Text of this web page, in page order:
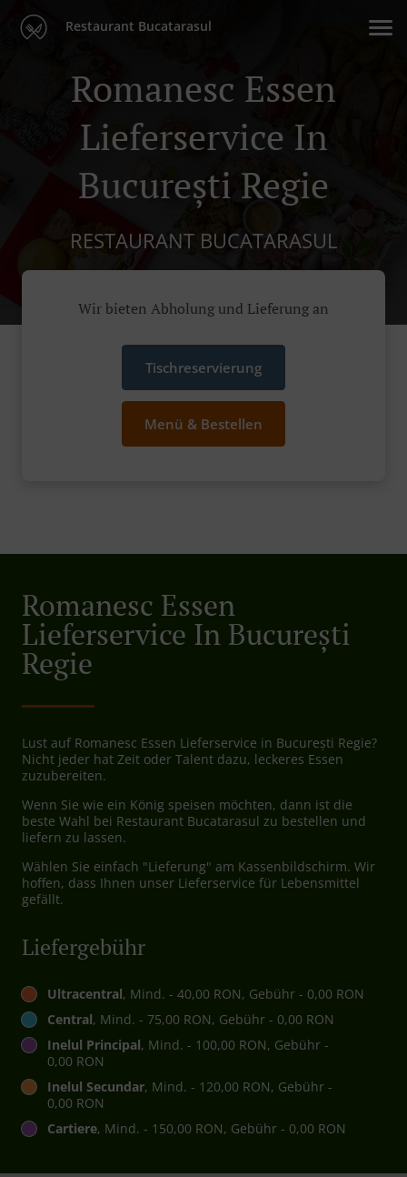
Restaurant Bucatarasul
Romanesc Essen
Lieferservice In
București Regie
RESTAURANT BUCATARASUL
Wir bieten Abholung und Lieferung an
Tischreservierung
Menü & Bestellen
Romanesc Essen
Lieferservice In București
Regie
Lust auf Romanesc Essen Lieferservice in București Regie?
Nicht jeder hat Zeit oder Talent dazu, leckeres Essen
zuzubereiten.
Wenn Sie wie ein König speisen möchten, dann ist die
beste Wahl bei Restaurant Bucatarasul zu bestellen und
liefern zu lassen.
Wählen Sie einfach "Lieferung" am Kassenbildschirm. Wir
hoffen, dass Ihnen unser Lieferservice für Lebensmittel
gefällt.
Liefergebühr
Ultracentral, Mind. - 40,00 RON, Gebühr - 0,00 RON
Central, Mind. - 75,00 RON, Gebühr - 0,00 RON
Inelul Principal, Mind. - 100,00 RON, Gebühr -
0,00 RON
Inelul Secundar, Mind. - 120,00 RON, Gebühr -
0,00 RON
Cartiere, Mind. - 150,00 RON, Gebühr - 0,00 RON